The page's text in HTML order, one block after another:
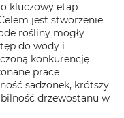
kluczowy etap
jest stworzenie
rośliny mogły
do wody i
konkurencję
prace
sadzonek, krótszy
drzewostanu w